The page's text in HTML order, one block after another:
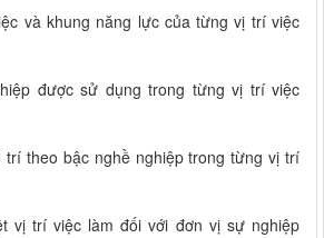
và khung năng lực của từng vị trí việc
được sử dụng trong từng vị trí việc
trí theo bậc nghề nghiệp trong từng vị trí
vị trí việc làm đối với đơn vị sự nghiệp